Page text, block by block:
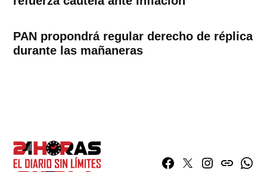
PAN propondrá regular derecho de réplica
durante las mañaneras
Facebook
TwitterInstagram
issuu